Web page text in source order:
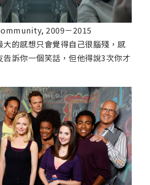
2009－2015
的感想只會覺得自己很腦殘，感
告訴你一個笑話，但他得說3次你才